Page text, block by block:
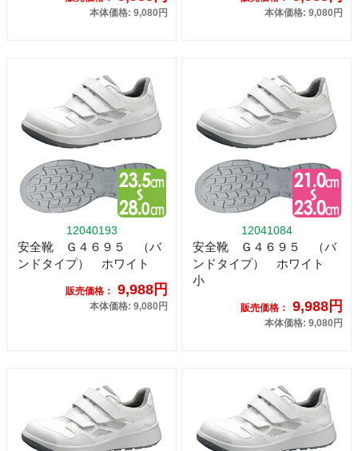
本体価格: 9,080円 本体価格: 9,080円
12040193
安全靴 Ｇ４６９５ （バ
ンドタイプ） ホワイト
販売価格： 9,988円
本体価格: 9,080円
12041084
安全靴 Ｇ４６９５ （バ
ンドタイプ） ホワイト
小
販売価格： 9,988円
本体価格: 9,080円